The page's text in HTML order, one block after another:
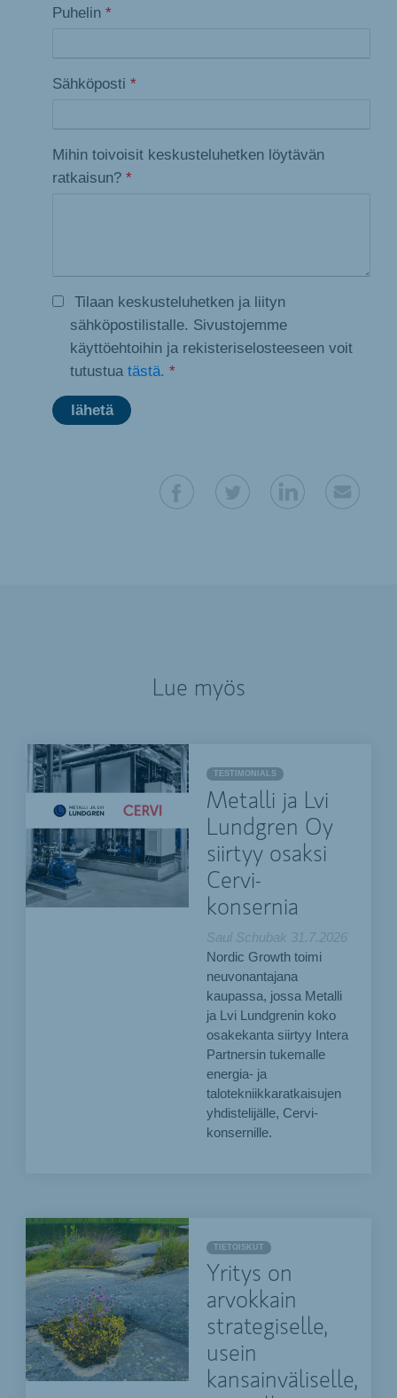
Puhelin *
Sähköposti *
Mihin toivoisit keskusteluhetken löytävän
ratkaisun? *
Tilaan keskusteluhetken ja liityn
sähköpostilistalle. Sivustojemme
käyttöehtoihin ja rekisteriselosteeseen voit
tutustua tästä. *
Lue myös
TESTIMONIALS
Metalli ja Lvi
Lundgren Oy
siirtyy osaksi
Cervi-
konsernia
Saul Schubak 31.7.2026
Nordic Growth toimi
neuvonantajana
kaupassa, jossa Metalli
ja Lvi Lundgrenin koko
osakekanta siirtyy Intera
Partnersin tukemalle
energia- ja
talotekniikkaratkaisujen
yhdistelijälle, Cervi-
konsernille.
TIETOISKUT
Yritys on
arvokkain
strategiselle,
usein
kansainväliselle,